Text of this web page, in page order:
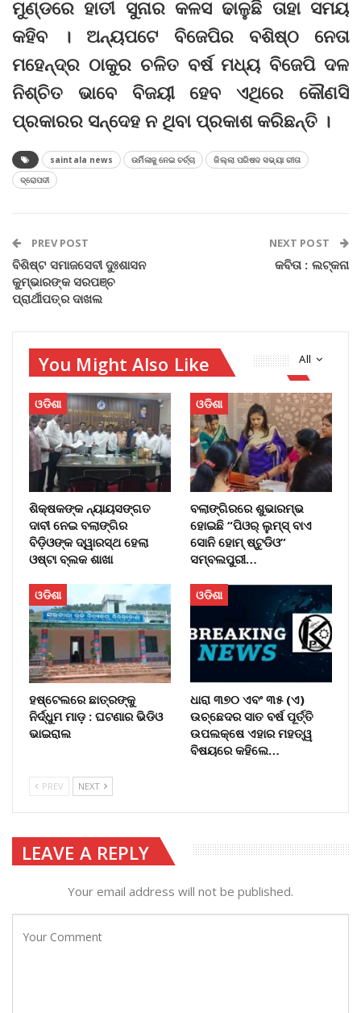
ମୁଣ୍ଡରେ ହାତୀ ସୁନାର କଳସ ଢାଳୁଛି ତାହା ସମୟ
କହିବ । ଅନ୍ୟପଟେ ବିଜେପିର ବଶିଷ୍ଠ ନେତା
ମହେନ୍ଦ୍ର ଠାକୁର ଚଳିତ ବର୍ଷ ମଧ୍ୟ ବିଜେପି ଦଳ
ନିଶ୍ଚିତ ଭାବେ ବିଜୟୀ ହେବ ଏଥିରେ କୌଣସି
ପ୍ରକାରର ସନ୍ଦେହ ନ ଥିବା ପ୍ରକାଶ କରିଛନ୍ତି ।
saintala news ଉର୍ମିଳାକୁ ନେଇ ଚର୍ଚ୍ଚା
ଜିଲ୍ଲା ପରିଷଦ ସଭ୍ୟା ରୀତା
ଦ୍ରୋପଦୀ
PREV POST
ବିଶିଷ୍ଟ ସମାଜସେବୀ ଦୁଃଶାସନ
କୁମ୍ଭାରଙ୍କ ସରପଞ୍ଚ
ପ୍ରାର୍ଥୀପତ୍ର ଦାଖଲ
NEXT POST
କବିତା : ଲଟ୍‌କନା
All
You Might Also Like
ଓଡିଶା
ଶିକ୍ଷକଙ୍କ ନ୍ୟାୟସଙ୍ଗତ
ଦାବୀ ନେଇ ବଲାଙ୍ଗିର
ବିଡ଼ିଓଙ୍କ ଦ୍ୱାରସ୍ଥ ହେଲା
ଓଷ୍ଟା ବ୍ଲକ ଶାଖା
ଓଡିଶା
ବଲାଙ୍ଗିରରେ ଶୁଭାରମ୍ଭ
ହୋଇଛି “ପିଓର୍ ଲୁମ୍ସ୍ ବାଏ
ସୋନି ହୋମ୍ ଷ୍ଟୁଡିଓ”
ସମ୍ବଲପୁରୀ…
ଓଡିଶା
ହଷ୍ଟେଲରେ ଛାତ୍ରଙ୍କୁ
ନିର୍ଦ୍ଧୁମ ମାଡ଼ : ଘଟଣାର ଭିଡିଓ
ଭାଇରାଲ
ଓଡିଶା
ଧାରା ୩୭୦ ଏବଂ ୩୫ (ଏ)
ଉଚ୍ଛେଦର ସାତ ବର୍ଷ ପୂର୍ତ୍ତି
ଉପଲକ୍ଷେ ଏହାର ମହତ୍ୱ
ବିଷୟରେ କହିଲେ…
PREV NEXT
LEAVE A REPLY
Your email address will not be published.